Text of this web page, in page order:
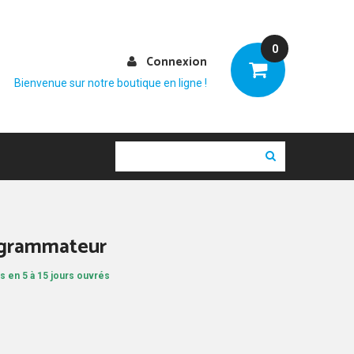
0
Connexion
Bienvenue sur notre boutique en ligne !
en 5 à 15 jours ouvrés